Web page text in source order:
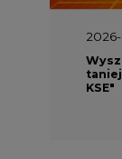
KSE"